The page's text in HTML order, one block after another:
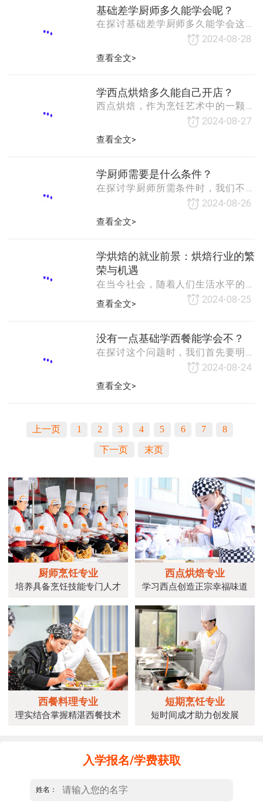
以下是从几个方面进行的探讨。一、
兴趣与热爱的驱动力首先，兴趣是最
好的老师。对于初高中生而言，如果
他们对烹饪充满热情，对食材的搭
配、味道的调和以及烹饪过程的乐趣
他们能够更加专注地投
基础差学厨师多久能学会呢？
在探讨基础差学厨师多久能学会这一
问题时，我们首先要明确的是，学会
到多种因素的影响，包括个人的学习
的学习环境等。因此，无法给出一个
确切的时间框架来回答这个问题，但
我们可以从几个方面来探讨这一话
题。一、态度决定一切首先，学习态
度是决定学习进度和效果的关键因
使基础较差，你也能在
2024-08-28
查看全文>
学西点烘焙多久能自己开店？
西点烘焙，作为烹饪艺术中的一颗璀
璨明珠，以其精致的外观、丰富的口
许多热爱烘焙的人梦想着有朝一日能
事业变为现实。然而，从学习西点烘
焙到自主开店，并非一蹴而就的过
程，它需要时间、技能、规划与勇气
的综合考量。一、学习时间：因人而
异，但基础扎实是关键学习西点烘焙
者来说，可能需要从
2024-08-27
查看全文>
学厨师需要是什么条件？
在探讨学厨师所需条件时，我们不难
发现，这一职业不仅仅是对烹饪技艺
与传承。成为一名优秀的厨师，需要
成了通往烹饪艺术殿堂的基石。一、
热爱与兴趣首先，对烹饪的热爱与兴
趣是成为厨师最基本的条件。这份热
爱将驱使你不断探索食材的奥秘，尝
试新的烹饪方法，创新菜品。在厨房
让你坚持下去，不
2024-08-26
查看全文>
学烘焙的就业前景：烘焙行业的繁
荣与机遇
在当今社会，随着人们生活水平的提
高和消费观念的转变，烘焙行业正迎
来前所未有的发展机遇。作为一个集
焙不仅满足了人们对美食的追求，更
成为了一种生活方式和文化表达。因
此，学烘焙的就业前景显得尤为乐
观。一、市场需求持续增长随着经济
的发展和人们收入水平的提高，烘焙
后的甜点，还是节日庆典的蛋糕，烘
2024-08-25
查看全文>
没有一点基础学西餐能学会不？
在探讨这个问题时，我们首先要明确
的是，无论是哪种技能或职业，从零
西餐烹饪同样如此，即使你没有任何
一名出色的西餐厨师。1. 热情与兴趣
是最好的动力学习任何新技能，尤其
是像西餐烹饪这样需要创意和精细操
的。如果你对西餐充满了好奇和热
爱，那么这种内在的动力会驱使你不
断去探索、学习和
2024-08-24
查看全文>
上一页 1 2 3 4 5 6 7
8
下一页
末页
厨师烹饪专业
培养具备烹饪技能专门人才
西点烘焙专业
学习西点创造正宗幸福味道
西餐料理专业
理实结合掌握精湛西餐技术
短期烹饪专业
短时间成才助力创发展
入学报名/学费获取
姓名：